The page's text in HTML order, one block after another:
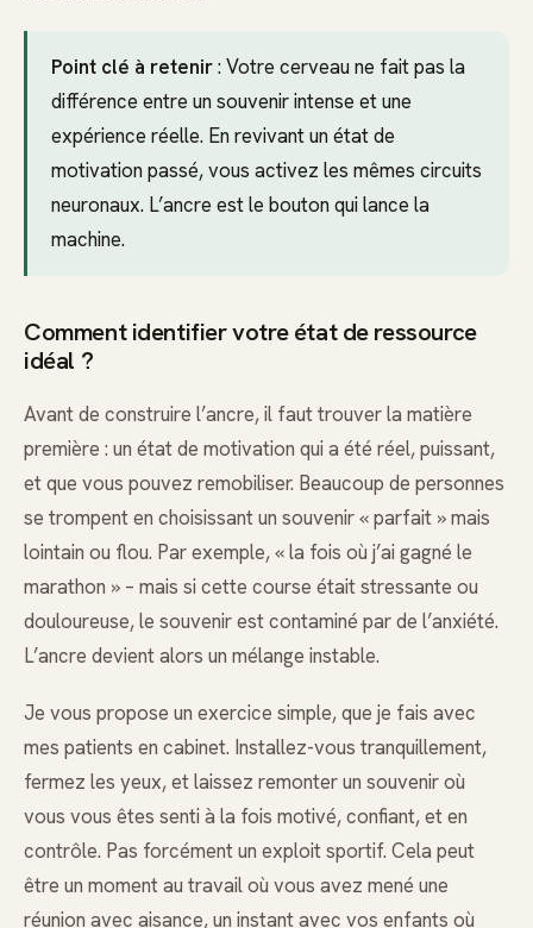
Point clé à retenir: Votre cerveau ne fait pas la
différence entre un souvenir intense et une
expérience réelle. En revivant un état de
motivation passé, vous activez les mêmes circuits
neuronaux. L’ancre est le bouton qui lance la
machine.
Comment identifier votre état de ressource
idéal ?
Avant de construire l’ancre, il faut trouver la matière
première : un état de motivation qui a été réel, puissant,
et que vous pouvez remobiliser. Beaucoup de personnes
se trompent en choisissant un souvenir « parfait » mais
lointain ou flou. Par exemple, « la fois où j’ai gagné le
marathon » – mais si cette course était stressante ou
douloureuse, le souvenir est contaminé par de l’anxiété.
L’ancre devient alors un mélange instable.
Je vous propose un exercice simple, que je fais avec
mes patients en cabinet. Installez-vous tranquillement,
fermez les yeux, et laissez remonter un souvenir où
vous vous êtes senti à la fois motivé, confiant, et en
contrôle. Pas forcément un exploit sportif. Cela peut
être un moment au travail où vous avez mené une
réunion avec aisance, un instant avec vos enfants où